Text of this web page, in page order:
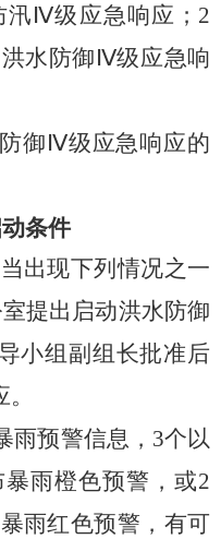
汛 Ⅳ级应急响应； 2
水防御 Ⅳ级应急响
御 Ⅳ级应急响应的
条件
出现下列情况之一
提出启动洪水防御
小组副组长批准后
。
雨预警信息， 3个以
暴雨橙色预警 ，或2
雨红色预警，有可